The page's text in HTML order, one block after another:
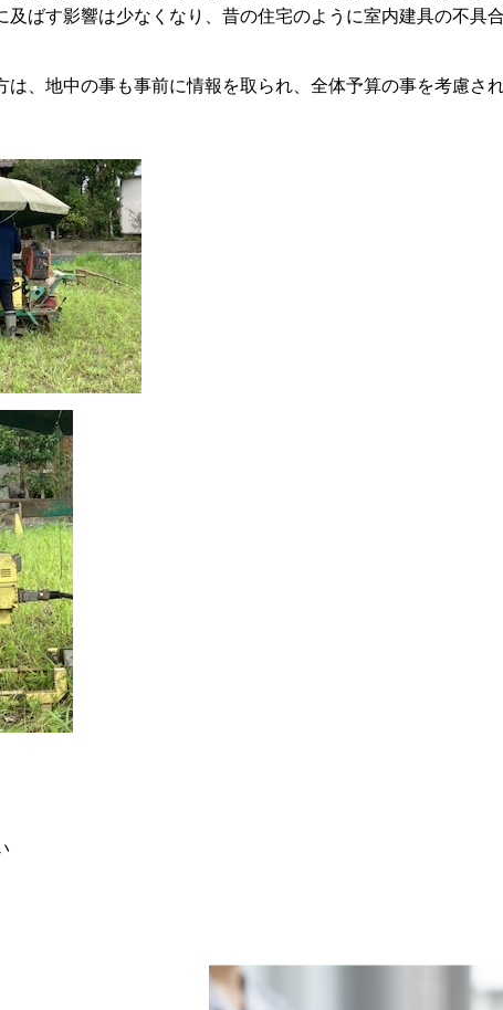
及ばす影響は少なくなり、昔の住宅のように室内建具の不具
は、地中の事も事前に情報を取られ、全体予算の事を考慮さ